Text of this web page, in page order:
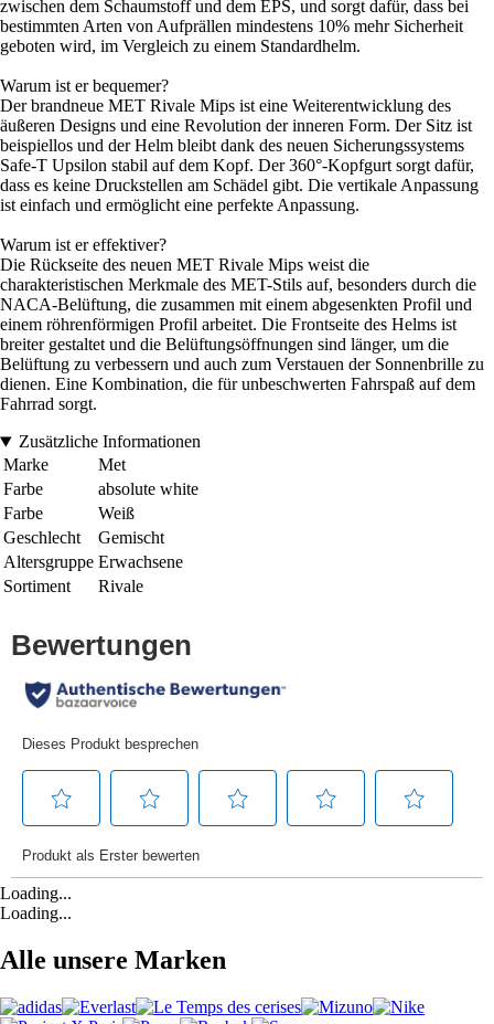
zwischen dem Schaumstoff und dem EPS, und sorgt dafür, dass bei
bestimmten Arten von Aufprällen mindestens 10% mehr Sicherheit
geboten wird, im Vergleich zu einem Standardhelm.
Warum ist er bequemer?
Der brandneue MET Rivale Mips ist eine Weiterentwicklung des
äußeren Designs und eine Revolution der inneren Form. Der Sitz ist
beispiellos und der Helm bleibt dank des neuen Sicherungssystems
Safe-T Upsilon stabil auf dem Kopf. Der 360°-Kopfgurt sorgt dafür,
dass es keine Druckstellen am Schädel gibt. Die vertikale Anpassung
ist einfach und ermöglicht eine perfekte Anpassung.
Warum ist er effektiver?
Die Rückseite des neuen MET Rivale Mips weist die
charakteristischen Merkmale des MET-Stils auf, besonders durch die
NACA-Belüftung, die zusammen mit einem abgesenkten Profil und
einem röhrenförmigen Profil arbeitet. Die Frontseite des Helms ist
breiter gestaltet und die Belüftungsöffnungen sind länger, um die
Belüftung zu verbessern und auch zum Verstauen der Sonnenbrille zu
dienen. Eine Kombination, die für unbeschwerten Fahrspaß auf dem
Fahrrad sorgt.
Zusätzliche Informationen
Marke
Met
Farbe
absolute white
Farbe
Weiß
Geschlecht
Gemischt
Altersgruppe Erwachsene
Sortiment
Rivale
Loading...
Loading...
Alle unsere Marken